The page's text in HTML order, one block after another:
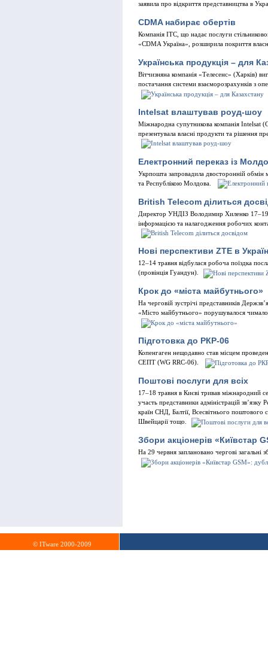
заявила про відкриття представництва в
CDMA набирає обертів
Компанія ITC, що надає послуги
«CDMA Україна», розширила покриття
Українська продукція – для
Вітчизняна компанія «Телесенс» (Харків)
постачання системи взаєморозрахунків з
Intelsat влаштував роуд-шоу
Міжнародна супутникова компанія Intelsat
презентувала власні продукти та рішення
Електронний переказ із
Укрпошта запровадила двосторонній
та Республікою Молдова.
British Telecom ділиться
Директор УНДІЗ Володимир Хиленко
інформацією та налагодження робочих
Нові перспективи ZTE в
12–14 травня відбулася робоча поїздка
(провінція Гуандун).
Крок до «міста майбутнього»
На черговій зустрічі представників
«Місто майбутнього» порушувалося
Підготовка до РКР-06
Копенгаген нещодавно став місцем
СЕПТ (WG RRC-06).
Поштові послуги для всіх
17–18 травня в Києві тривав міжнародний
участь представники адміністрацій зв’язку
країн СНД, Балтії, Всесвітнього
Швейцарії тощо.
Збори акціонерів «Київстар
На 29 червня заплановано чергові загальні
© ITware 2000-2009